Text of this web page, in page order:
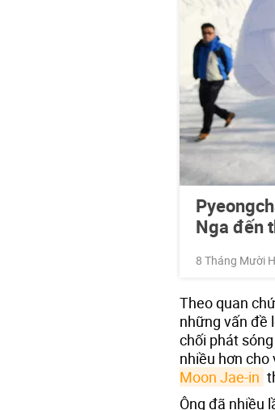
Nga đến
8 Tháng Mười
Theo quan
những vấn đề
chối phát
nhiều hơn
Moon Jae-in
Ông đã nhiều